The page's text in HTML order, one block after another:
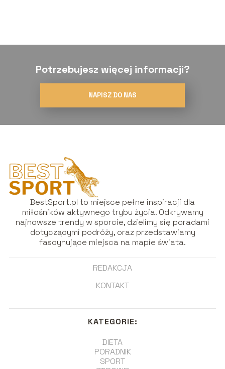
Potrzebujesz więcej informacji?
NAPISZ DO NAS
BestSport.pl to miejsce pełne inspiracji dla
miłośników aktywnego trybu życia. Odkrywamy
najnowsze trendy w sporcie, dzielimy się poradami
dotyczącymi podróży, oraz przedstawiamy
fascynujące miejsca na mapie świata.
REDAKCJA
KONTAKT
KATEGORIE:
DIETA
PORADNIK
SPORT